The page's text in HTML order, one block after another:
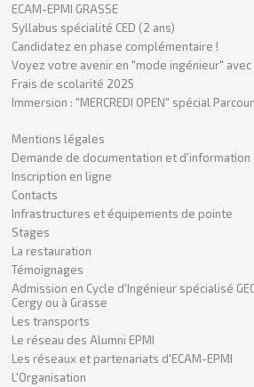
ECAM-EPMI GRASSE
Syllabus spécialité CED (2 ans)
Candidatez en phase complémentaire !
Voyez votre avenir en "mode ingénieur" avec
Frais de scolarité 2025
Immersion : "MERCREDI OPEN" spécial
Mentions légales
Demande de documentation et d'information
Inscription en ligne
Contacts
Infrastructures et équipements de pointe
Stages
La restauration
Témoignages
Admission en Cycle d'Ingénieur spécialisé
Cergy ou à Grasse
Les transports
Le réseau des Alumni EPMI
Les réseaux et partenariats d'ECAM-EPMI
L'Organisation